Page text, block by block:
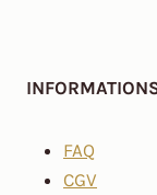
FAQ
CGV